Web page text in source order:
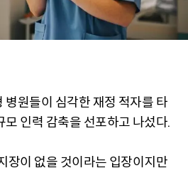
병원들이 심각한 재정 적자를 타
모 인력 감축을 선포하고 나섰다.
장이 없을 것이라는 입장이지만